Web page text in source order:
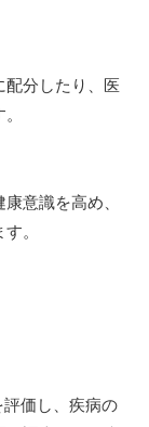
配分したり、医
意識を高め、
。
価し、疾病の